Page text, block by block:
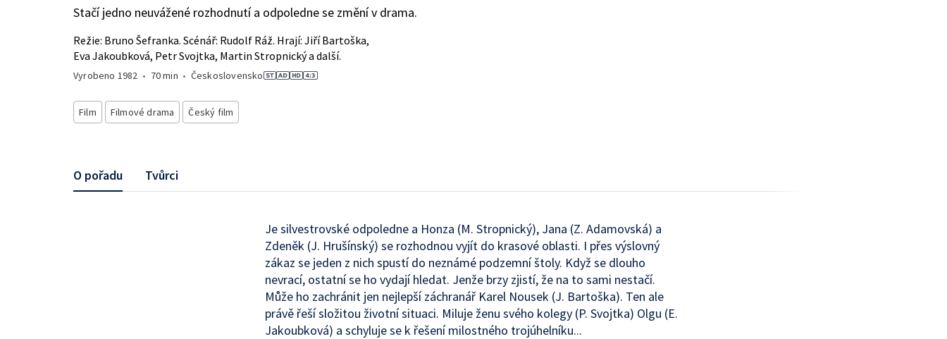
Stačí jedno neuvážené rozhodnutí a odpoledne se změní v drama.
Režie: Bruno Šefranka. Scénář: Rudolf Ráž. Hrají: Jiří Bartoška,
Eva Jakoubková, Petr Svojtka, Martin Stropnický a další.
Vyrobeno 1982 • 70 min • Československo
Film Filmové drama Český film
O pořadu Tvůrci
Je silvestrovské odpoledne a Honza (M. Stropnický), Jana (Z. Adamovská) a
Zdeněk (J. Hrušínský) se rozhodnou vyjít do krasové oblasti. I přes výslovný
zákaz se jeden z nich spustí do neznámé podzemní štoly. Když se dlouho
nevrací, ostatní se ho vydají hledat. Jenže brzy zjistí, že na to sami nestačí.
Může ho zachránit jen nejlepší záchranář Karel Nousek (J. Bartoška). Ten ale
právě řeší složitou životní situaci. Miluje ženu svého kolegy (P. Svojtka) Olgu (E.
Jakoubková) a schyluje se k řešení milostného trojúhelníku...